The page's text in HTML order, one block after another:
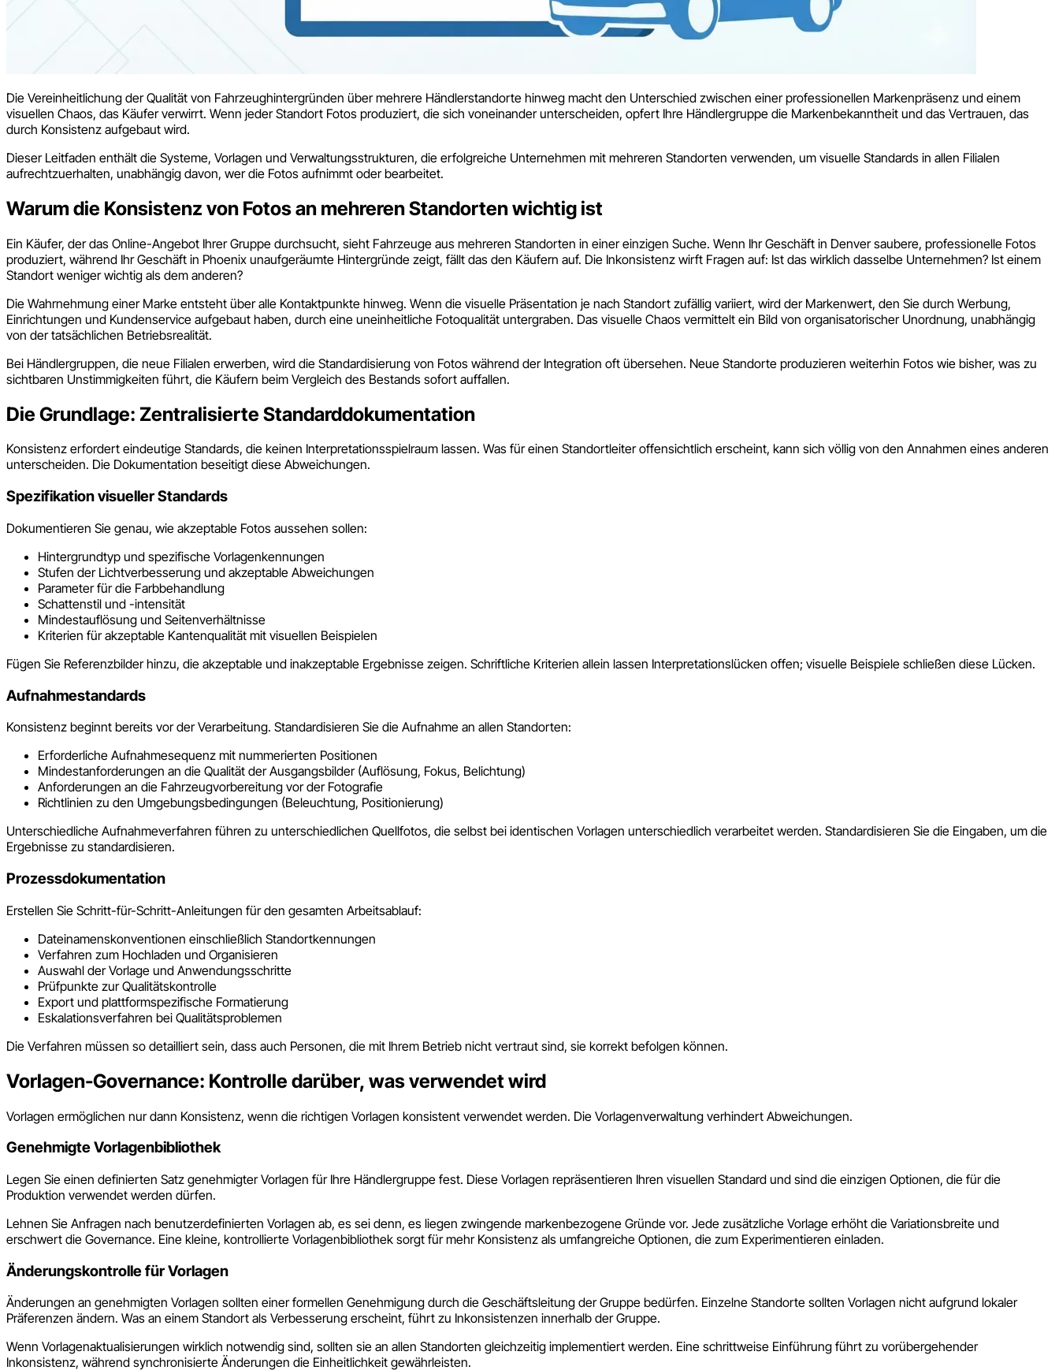
Die Vereinheitlichung der Qualität von Fahrzeughintergründen über mehrere Händlerstandorte hinweg macht den Unterschied zwischen einer professionellen Markenpräsenz und einem
visuellen Chaos, das Käufer verwirrt. Wenn jeder Standort Fotos produziert, die sich voneinander unterscheiden, opfert Ihre Händlergruppe die Markenbekanntheit und das Vertrauen, das
durch Konsistenz aufgebaut wird.
Dieser Leitfaden enthält die Systeme, Vorlagen und Verwaltungsstrukturen, die erfolgreiche Unternehmen mit mehreren Standorten verwenden, um visuelle Standards in allen Filialen
aufrechtzuerhalten, unabhängig davon, wer die Fotos aufnimmt oder bearbeitet.
Warum die Konsistenz von Fotos an mehreren Standorten wichtig ist
Ein Käufer, der das Online-Angebot Ihrer Gruppe durchsucht, sieht Fahrzeuge aus mehreren Standorten in einer einzigen Suche. Wenn Ihr Geschäft in Denver saubere, professionelle Fotos
produziert, während Ihr Geschäft in Phoenix unaufgeräumte Hintergründe zeigt, fällt das den Käufern auf. Die Inkonsistenz wirft Fragen auf: Ist das wirklich dasselbe Unternehmen? Ist einem
Standort weniger wichtig als dem anderen?
Die Wahrnehmung einer Marke entsteht über alle Kontaktpunkte hinweg. Wenn die visuelle Präsentation je nach Standort zufällig variiert, wird der Markenwert, den Sie durch Werbung,
Einrichtungen und Kundenservice aufgebaut haben, durch eine uneinheitliche Fotoqualität untergraben. Das visuelle Chaos vermittelt ein Bild von organisatorischer Unordnung, unabhängig
von der tatsächlichen Betriebsrealität.
Bei Händlergruppen, die neue Filialen erwerben, wird die Standardisierung von Fotos während der Integration oft übersehen. Neue Standorte produzieren weiterhin Fotos wie bisher, was zu
sichtbaren Unstimmigkeiten führt, die Käufern beim Vergleich des Bestands sofort auffallen.
Die Grundlage: Zentralisierte Standarddokumentation
Konsistenz erfordert eindeutige Standards, die keinen Interpretationsspielraum lassen. Was für einen Standortleiter offensichtlich erscheint, kann sich völlig von den Annahmen eines anderen
unterscheiden. Die Dokumentation beseitigt diese Abweichungen.
Spezifikation visueller Standards
Dokumentieren Sie genau, wie akzeptable Fotos aussehen sollen:
Hintergrundtyp und spezifische Vorlagenkennungen
Stufen der Lichtverbesserung und akzeptable Abweichungen
Parameter für die Farbbehandlung
Schattenstil und -intensität
Mindestauflösung und Seitenverhältnisse
Kriterien für akzeptable Kantenqualität mit visuellen Beispielen
Fügen Sie Referenzbilder hinzu, die akzeptable und inakzeptable Ergebnisse zeigen. Schriftliche Kriterien allein lassen Interpretationslücken offen; visuelle Beispiele schließen diese Lücken.
Aufnahmestandards
Konsistenz beginnt bereits vor der Verarbeitung. Standardisieren Sie die Aufnahme an allen Standorten:
Erforderliche Aufnahmesequenz mit nummerierten Positionen
Mindestanforderungen an die Qualität der Ausgangsbilder (Auflösung, Fokus, Belichtung)
Anforderungen an die Fahrzeugvorbereitung vor der Fotografie
Richtlinien zu den Umgebungsbedingungen (Beleuchtung, Positionierung)
Unterschiedliche Aufnahmeverfahren führen zu unterschiedlichen Quellfotos, die selbst bei identischen Vorlagen unterschiedlich verarbeitet werden. Standardisieren Sie die Eingaben, um die
Ergebnisse zu standardisieren.
Prozessdokumentation
Erstellen Sie Schritt-für-Schritt-Anleitungen für den gesamten Arbeitsablauf:
Dateinamenskonventionen einschließlich Standortkennungen
Verfahren zum Hochladen und Organisieren
Auswahl der Vorlage und Anwendungsschritte
Prüfpunkte zur Qualitätskontrolle
Export und plattformspezifische Formatierung
Eskalationsverfahren bei Qualitätsproblemen
Die Verfahren müssen so detailliert sein, dass auch Personen, die mit Ihrem Betrieb nicht vertraut sind, sie korrekt befolgen können.
Vorlagen-Governance: Kontrolle darüber, was verwendet wird
Vorlagen ermöglichen nur dann Konsistenz, wenn die richtigen Vorlagen konsistent verwendet werden. Die Vorlagenverwaltung verhindert Abweichungen.
Genehmigte Vorlagenbibliothek
Legen Sie einen definierten Satz genehmigter Vorlagen für Ihre Händlergruppe fest. Diese Vorlagen repräsentieren Ihren visuellen Standard und sind die einzigen Optionen, die für die
Produktion verwendet werden dürfen.
Lehnen Sie Anfragen nach benutzerdefinierten Vorlagen ab, es sei denn, es liegen zwingende markenbezogene Gründe vor. Jede zusätzliche Vorlage erhöht die Variationsbreite und
erschwert die Governance. Eine kleine, kontrollierte Vorlagenbibliothek sorgt für mehr Konsistenz als umfangreiche Optionen, die zum Experimentieren einladen.
Änderungskontrolle für Vorlagen
Änderungen an genehmigten Vorlagen sollten einer formellen Genehmigung durch die Geschäftsleitung der Gruppe bedürfen. Einzelne Standorte sollten Vorlagen nicht aufgrund lokaler
Präferenzen ändern. Was an einem Standort als Verbesserung erscheint, führt zu Inkonsistenzen innerhalb der Gruppe.
Wenn Vorlagenaktualisierungen wirklich notwendig sind, sollten sie an allen Standorten gleichzeitig implementiert werden. Eine schrittweise Einführung führt zu vorübergehender
Inkonsistenz, während synchronisierte Änderungen die Einheitlichkeit gewährleisten.